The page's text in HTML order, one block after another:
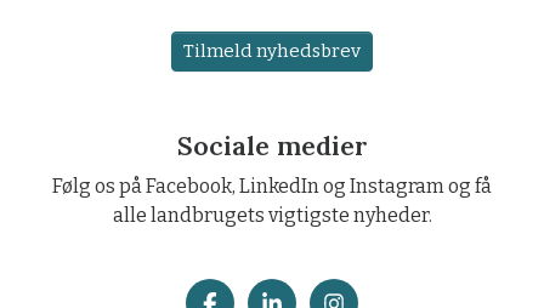
Tilmeld nyhedsbrev
Sociale medier
Følg os på Facebook, LinkedIn og Instagram og få
alle landbrugets vigtigste nyheder.